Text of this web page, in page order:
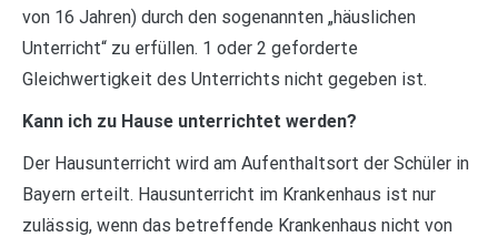
von 16 Jahren) durch den sogenannten „häuslichen
Unterricht“ zu erfüllen. 1 oder 2 geforderte
Gleichwertigkeit des Unterrichts nicht gegeben ist.
Kann ich zu Hause unterrichtet werden?
Der Hausunterricht wird am Aufenthaltsort der Schüler in
Bayern erteilt. Hausunterricht im Krankenhaus ist nur
zulässig, wenn das betreffende Krankenhaus nicht von